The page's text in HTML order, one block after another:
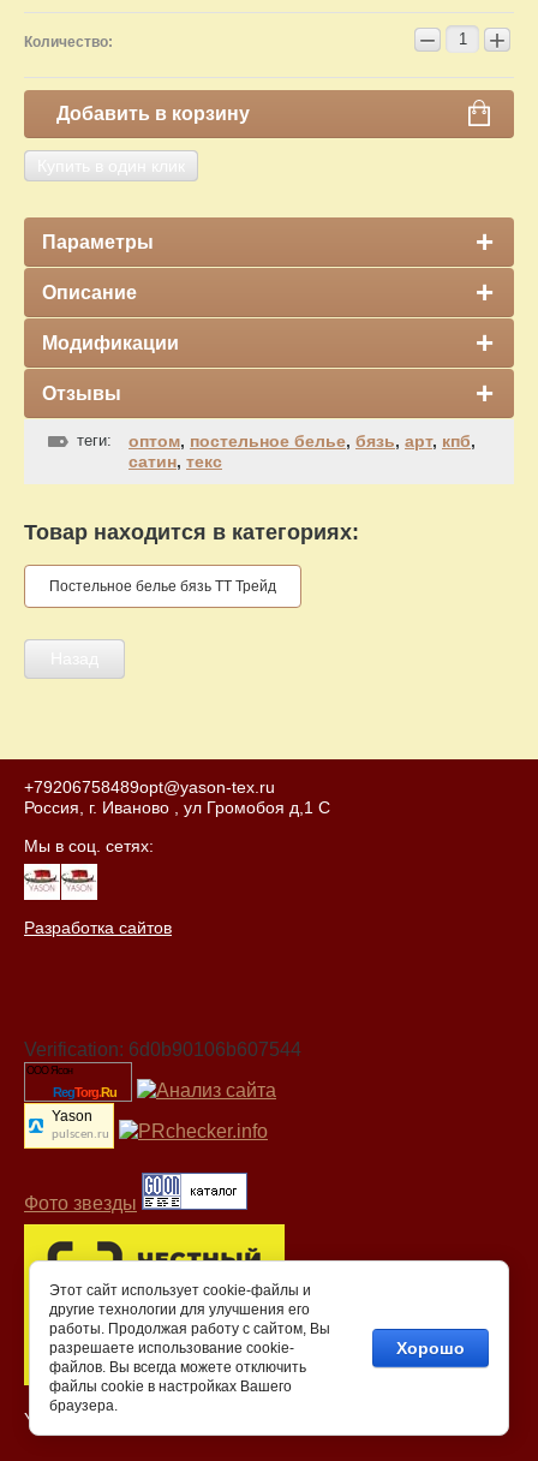
Количество: − +
Добавить в корзину
Параметры
Описание
Модификации
Отзывы
теги: оптом, постельное белье, бязь, арт, кпб,
сатин, текс
Товар находится в категориях:
Постельное белье бязь ТТ Трейд
+79206758489opt@yason-tex.ru
Россия, г. Иваново , ул Громобоя д,1 С
Мы в соц. сетях:
Разработка сайтов
Verification: 6d0b90106b607544
Этот сайт использует cookie-файлы и
другие технологии для улучшения его
работы. Продолжая работу с сайтом, Вы
разрешаете использование cookie-
файлов. Вы всегда можете отключить
файлы cookie в настройках Вашего
браузера.
Хорошо
ООО Ясон
RegTorg.Ru
Yason
pulscen.ru
Фото звезды
Yason-tex - Превращает сон в сказку.